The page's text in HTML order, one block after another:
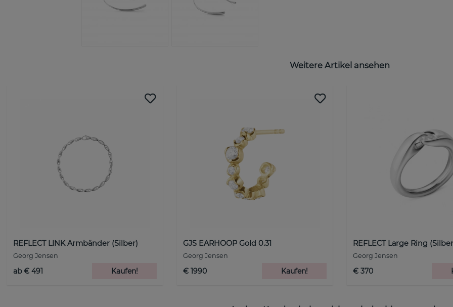
Weitere Artikel ansehen
REFLECT LINK Armbänder (Silber)
Georg Jensen
ab € 491 Kaufen!
GJS EARHOOP Gold 0.31
Georg Jensen
€ 1990 Kaufen!
REFLECT Large Ring
Georg Jensen
€ 370